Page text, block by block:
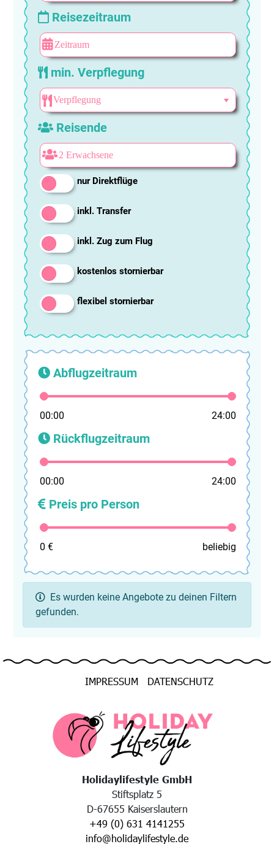
Reisezeitraum
min. Verpflegung
Reisende
nur Direktflüge
inkl. Transfer
inkl. Zug zum Flug
kostenlos stornierbar
flexibel stornierbar
Abflugzeitraum
00:00 24:00
Rückflugzeitraum
00:00 24:00
Preis pro Person
0 € beliebig
Es wurden keine Angebote zu deinen Filtern
gefunden.
IMPRESSUM DATENSCHUTZ
Holidaylifestyle GmbH
Stiftsplatz 5
D-67655 Kaiserslautern
+49 (0) 631 4141255
info@holidaylifestyle.de